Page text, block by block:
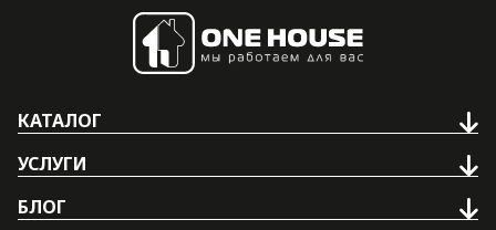
КАТАЛОГ
УСЛУГИ
БЛОГ